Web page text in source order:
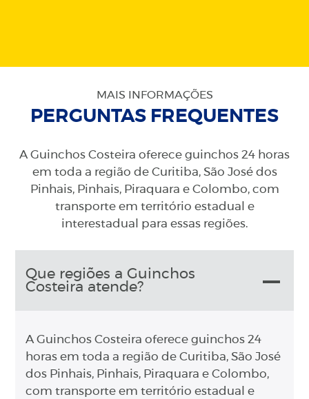
MAIS INFORMAÇÕES
PERGUNTAS FREQUENTES
A Guinchos Costeira oferece guinchos 24 horas
em toda a região de Curitiba, São José dos
Pinhais, Pinhais, Piraquara e Colombo, com
transporte em território estadual e
interestadual para essas regiões.
Que regiões a Guinchos
Costeira atende?
A Guinchos Costeira oferece guinchos 24
horas em toda a região de Curitiba, São José
dos Pinhais, Pinhais, Piraquara e Colombo,
com transporte em território estadual e